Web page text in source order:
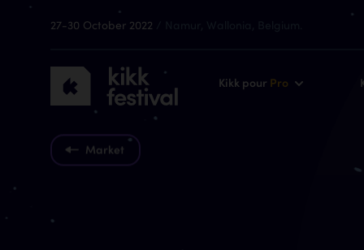
27-30 October 2022
KIKK
Festival
Kikk pour Pro
Market